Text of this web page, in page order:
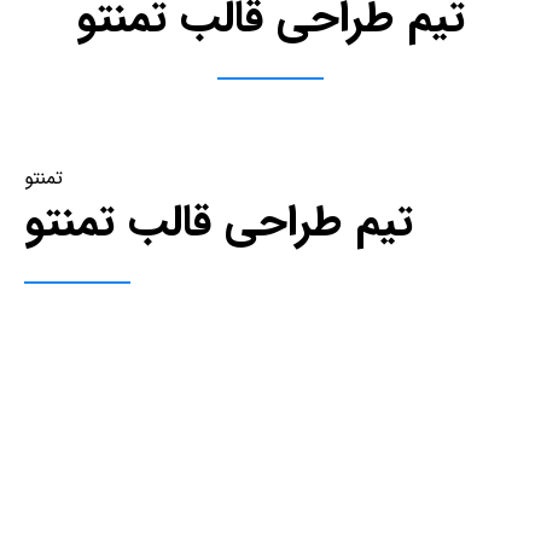
تیم طراحی قالب تمنتو
تمنتو
تیم طراحی قالب تمنتو